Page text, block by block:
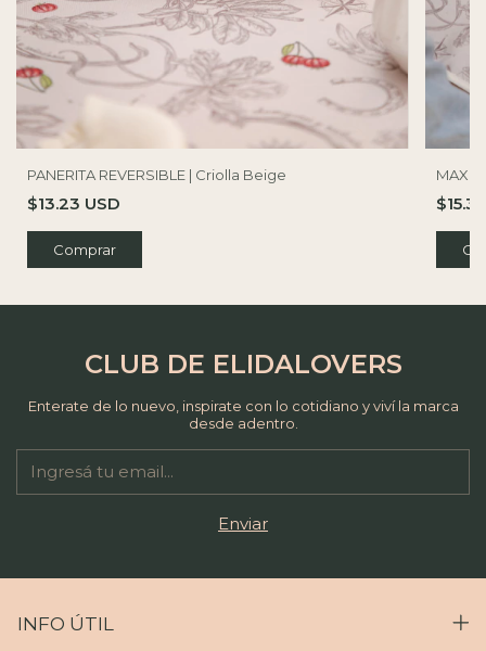
PANERITA REVERSIBLE | Criolla Beige
$13.23 USD
Comprar
MAXI
CLUB DE ELIDALOVERS
Enterate de lo nuevo, inspirate con lo cotidiano y viví la marca
desde adentro.
INFO ÚTIL